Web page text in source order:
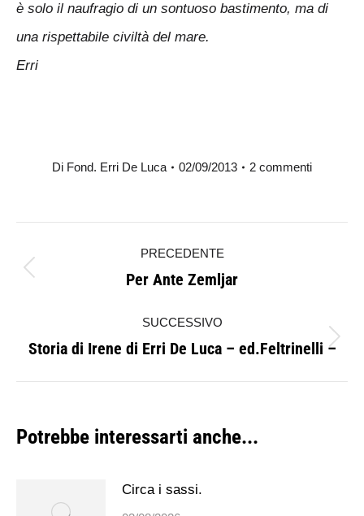
è solo il naufragio di un sontuoso bastimento, ma di
una rispettabile civiltà del mare.
Erri
Di Fond. Erri De Luca 02/09/2013 2 commenti
tra
post
PRECEDENTE
Post
Per Ante Zemljar
SUCCESSIVO
Prossimo
post:
Storia di Irene di Erri De Luca – ed.Feltrinelli –
Potrebbe interessarti anche...
Circa i sassi.